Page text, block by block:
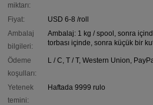
miktarı:
Fiyat:
USD 6-8 /roll
Ambalaj
bilgileri:
Ambalaj: 1 kg / spool, sonra
torbası içinde, sonra küçük bir
Ödeme
koşulları:
L / C, T / T, Western Union,
Yetenek
temini:
Haftada 9999 rulo